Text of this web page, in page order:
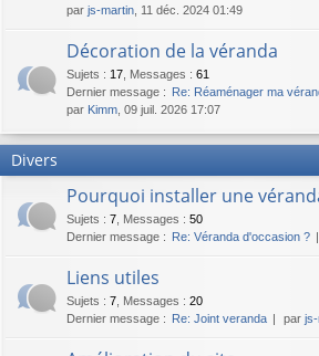
par js-martin , 11 déc. 2024 01:49
Décoration de la véranda
Sujets : 17 Messages : 61
Dernier message : Re: Réaménager ma
par Kimm , 09 juil. 2026 17:07
Divers
Pourquoi installer une
Sujets : 7 Messages : 50
Dernier message : Re: Véranda d'occasion ?
Liens utiles
Sujets : 7 Messages : 20
Dernier message : Re: Joint veranda par